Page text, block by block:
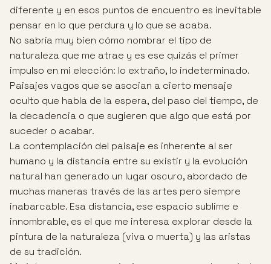
diferente y en esos puntos de encuentro es inevitable
pensar en lo que perdura y lo que se acaba.
No sabría muy bien cómo nombrar el tipo de
naturaleza que me atrae y es ese quizás el primer
impulso en mi elección: lo extraño, lo indeterminado.
Paisajes vagos que se asocian a cierto mensaje
oculto que habla de la espera, del paso del tiempo, de
la decadencia o que sugieren que algo que está por
suceder o acabar.
La contemplación del paisaje es inherente al ser
humano y la distancia entre su existir y la evolución
natural han generado un lugar oscuro, abordado de
muchas maneras través de las artes pero siempre
inabarcable. Esa distancia, ese espacio sublime e
innombrable, es el que me interesa explorar desde la
pintura de la naturaleza (viva o muerta) y las aristas
de su tradición.